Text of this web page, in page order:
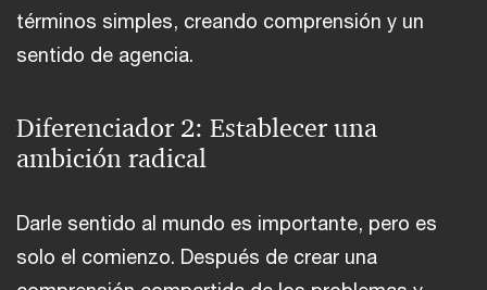
términos simples, creando comprensión y un
sentido de agencia.
Diferenciador 2: Establecer una
ambición radical
Darle sentido al mundo es importante, pero es
solo el comienzo. Después de crear una